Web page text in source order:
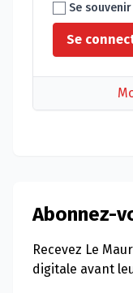
Se
Abonnez-
Recevez Le
digitale avant